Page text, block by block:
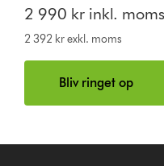
2 990 kr inkl. moms
2 392 kr exkl. moms
Bliv ringet op